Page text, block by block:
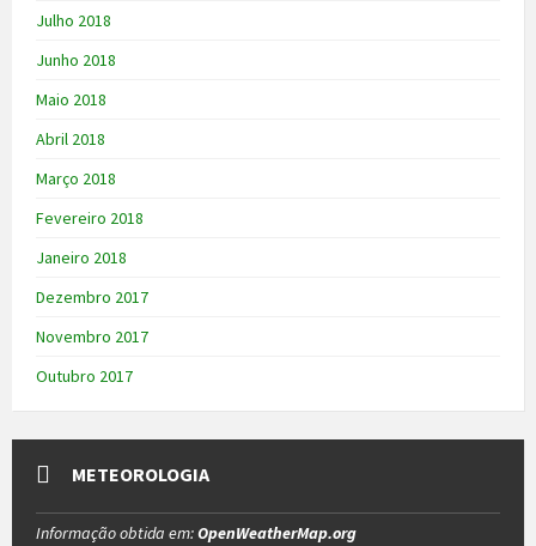
Julho 2018
Junho 2018
Maio 2018
Abril 2018
Março 2018
Fevereiro 2018
Janeiro 2018
Dezembro 2017
Novembro 2017
Outubro 2017
METEOROLOGIA
Informação obtida em:OpenWeatherMap.org